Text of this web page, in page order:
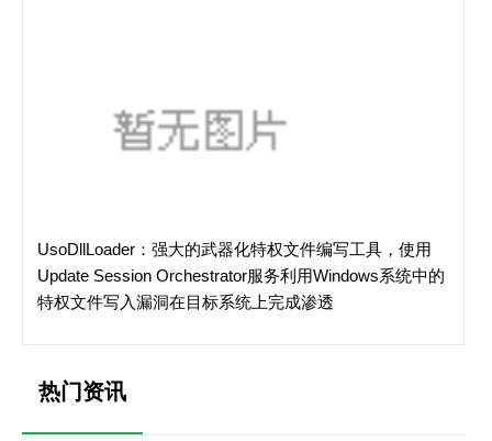
UsoDllLoader：强大的武器化特权文件编写工具，使用
Update Session Orchestrator服务利用Windows系统中的
特权文件写入漏洞在目标系统上完成渗透
热门资讯